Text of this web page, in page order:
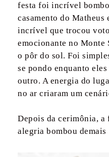
festa foi incrível
casamento do
incrível que trocou
emocionante no Monte
o pôr do sol. Foi
se pondo enquanto
outro. A energia do
no ar criaram um
Depois da cerimônia, a
alegria bombou demais